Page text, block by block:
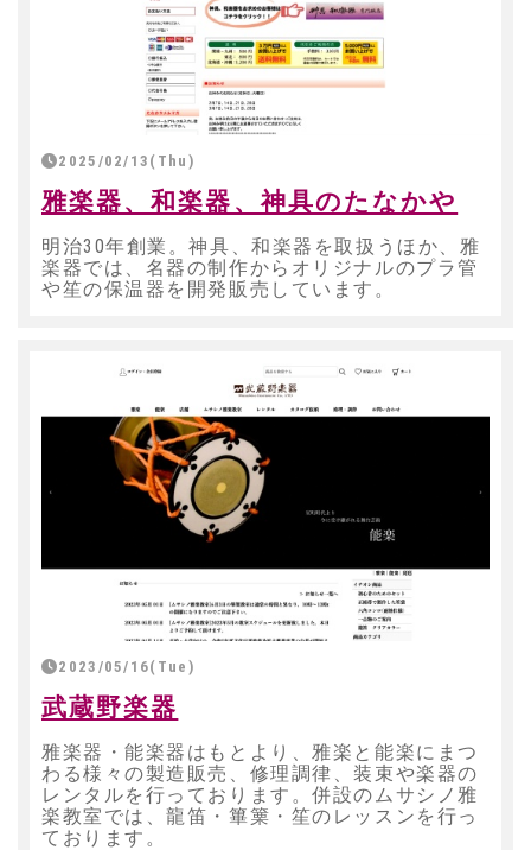
2025/02/13(Thu)
雅楽器、和楽器、神具のたなかや
明治30年創業。神具、和楽器を取扱うほか、雅
楽器では、名器の制作からオリジナルのプラ管
や笙の保温器を開発販売しています。
2023/05/16(Tue)
武蔵野楽器
雅楽器・能楽器はもとより、雅楽と能楽にまつ
わる様々の製造販売、修理調律、装束や楽器の
レンタルを行っております。併設のムサシノ雅
楽教室では、龍笛・篳篥・笙のレッスンを行っ
ております。